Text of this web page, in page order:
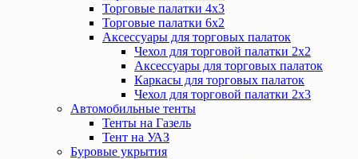
Торговые палатки 4х3
Торговые палатки 6х2
Аксессуары для торговых палаток
Чехол для торговой палатки 2х2
Аксессуары для торговых палаток
Каркасы для торговых палаток
Чехол для торговой палатки 2х3
Автомобильные тенты
Тенты на Газель
Тент на УАЗ
Буровые укрытия